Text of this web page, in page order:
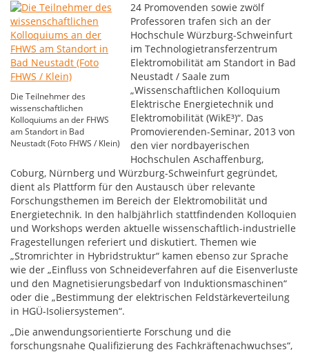
Die Teilnehmer des
wissenschaftlichen
Kolloquiums an der FHWS
am Standort in Bad
Neustadt (Foto FHWS / Klein)
24 Promovenden sowie zwölf
Professoren trafen sich an der
Hochschule Würzburg-Schweinfurt
im Technologietransferzentrum
Elektromobilität am Standort in Bad
Neustadt / Saale zum
„Wissenschaftlichen Kolloquium
Elektrische Energietechnik und
Elektromobilität (WikE³)“. Das
Promovierenden-Seminar, 2013 von
den vier nordbayerischen
Hochschulen Aschaffenburg,
Coburg, Nürnberg und Würzburg-Schweinfurt gegründet,
dient als Plattform für den Austausch über relevante
Forschungsthemen im Bereich der Elektromobilität und
Energietechnik. In den halbjährlich stattfindenden Kolloquien
und Workshops werden aktuelle wissenschaftlich-industrielle
Fragestellungen referiert und diskutiert. Themen wie
„Stromrichter in Hybridstruktur“ kamen ebenso zur Sprache
wie der „Einfluss von Schneideverfahren auf die Eisenverluste
und den Magnetisierungsbedarf von Induktionsmaschinen“
oder die „Bestimmung der elektrischen Feldstärkeverteilung
in HGÜ-Isoliersystemen“.
„Die anwendungsorientierte Forschung und die
forschungsnahe Qualifizierung des Fachkräftenachwuchses“,